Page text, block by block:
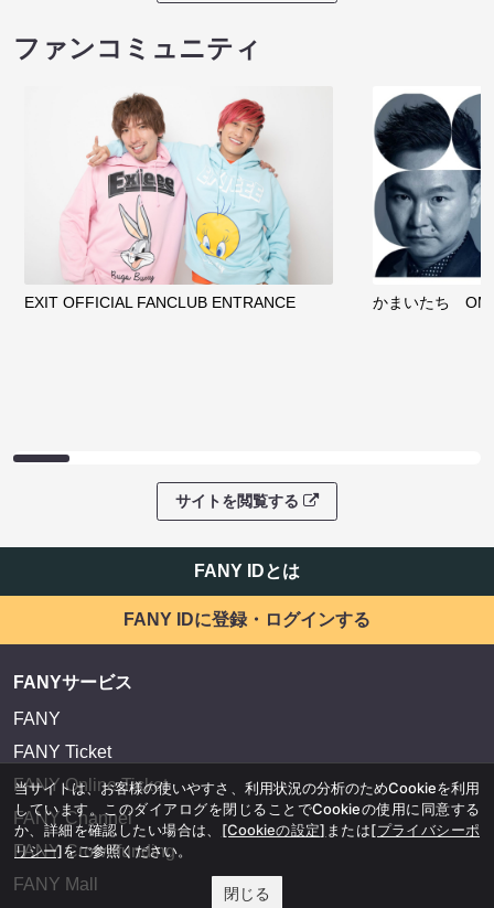
ファンコミュニティ
EXIT OFFICIAL FANCLUB ENTRANCE かまいたち
サイトを閲覧する
FANY IDとは
FANY IDに登録・ログインする
FANYサービス
FANY
FANY Ticket
FANY Online Ticket
FANY Channel
FANY Crowdfunding
FANY Mall
当サイトは、お客様の使いやすさ、利用状況の分析のためCookieを利用
しています。このダイアログを閉じることでCookieの使用に同意する
か、詳細を確認したい場合は、 [Cookieの設定] または[プライバシーポ
リシー]をご参照ください。
閉じる